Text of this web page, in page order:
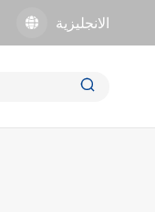
 الانجليزية
